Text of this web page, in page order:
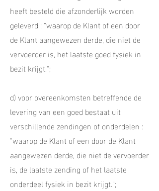
heeft besteld die afzonderlijk worden
geleverd : "waarop de Klant of een door
de Klant aangewezen derde, die niet de
vervoerder is, het laatste goed fysiek in
bezit krijgt.";
d) voor overeenkomsten betreffende de
levering van een goed bestaat uit
verschillende zendingen of onderdelen :
"waarop de Klant of een door de Klant
aangewezen derde, die niet de vervoerder
is, de laatste zending of het laatste
onderdeel fysiek in bezit krijgt.";